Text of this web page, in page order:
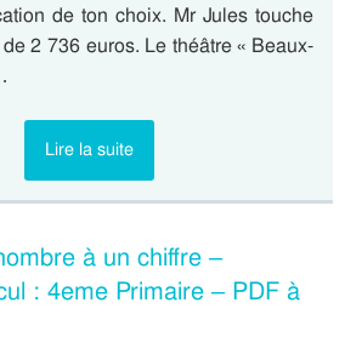
de ton choix. Mr Jules touche
2 736 euros. Le théâtre « Beaux-
Lire la suite
à un chiffre –
: 4eme Primaire – PDF à